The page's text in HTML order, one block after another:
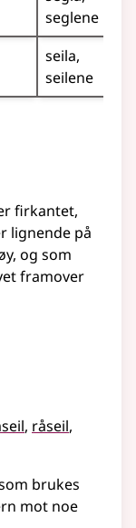
seglene
seila
seilene
firkantet,
lignende på
og som
framover
råseil
brukes
mot noe